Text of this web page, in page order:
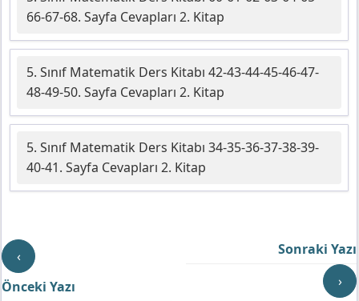
66-67-68. Sayfa Cevapları 2. Kitap
5. Sınıf Matematik Ders Kitabı 42-43-44-45-46-47-
48-49-50. Sayfa Cevapları 2. Kitap
5. Sınıf Matematik Ders Kitabı 34-35-36-37-38-39-
40-41. Sayfa Cevapları 2. Kitap
‹
Önceki Yazı
Sonraki Yazı
›